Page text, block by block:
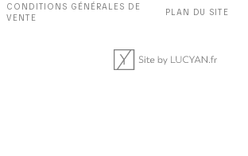
CONDITIONS GÉNÉRALES DE
VENTE
PLAN DU SITE